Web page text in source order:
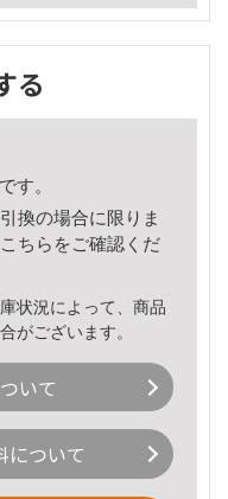
る
す。
換の場合に限りま
こちら をご確認くだ
状況によって、商品
がございます。
いて
について